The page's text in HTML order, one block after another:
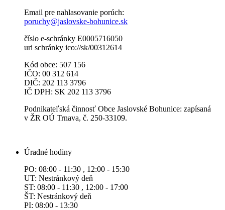
Email pre nahlasovanie porúch:
poruchy@jaslovske-bohunice.sk
číslo e-schránky E0005716050
uri schránky ico://sk/00312614
Kód obce: 507 156
IČO: 00 312 614
DIČ: 202 113 3796
IČ DPH: SK 202 113 3796
Podnikateľská činnosť Obce Jaslovské Bohunice: zapísaná
v ŽR OÚ Trnava, č. 250-33109.
Úradné hodiny
PO: 08:00 - 11:30 , 12:00 - 15:30
UT: Nestránkový deň
ST: 08:00 - 11:30 , 12:00 - 17:00
ŠT: Nestránkový deň
PI: 08:00 - 13:30